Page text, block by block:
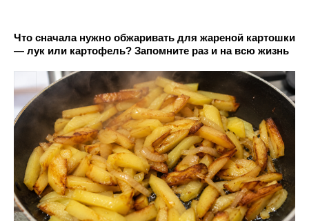
Что сначала нужно обжаривать для жареной картошки
— лук или картофель? Запомните раз и на всю жизнь